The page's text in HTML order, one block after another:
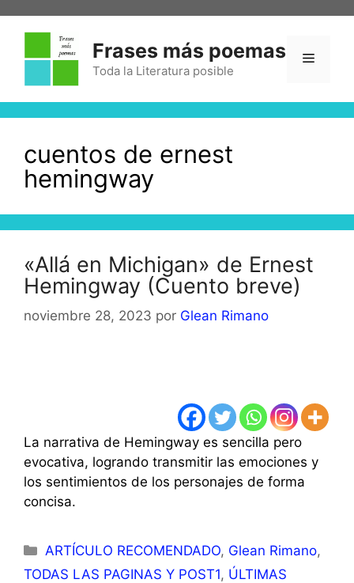
contenido
Frases más poemas
Toda la Literatura posible
Menú
cuentos de ernest
hemingway
«Allá en Michigan» de Ernest
Hemingway (Cuento breve)
noviembre 28, 2023 por Glean Rimano
La narrativa de Hemingway es sencilla pero
evocativa, logrando transmitir las emociones y
los sentimientos de los personajes de forma
concisa.
Categorías
ARTÍCULO RECOMENDADO, Glean Rimano,
TODAS LAS PAGINAS Y POST1, ÚLTIMAS